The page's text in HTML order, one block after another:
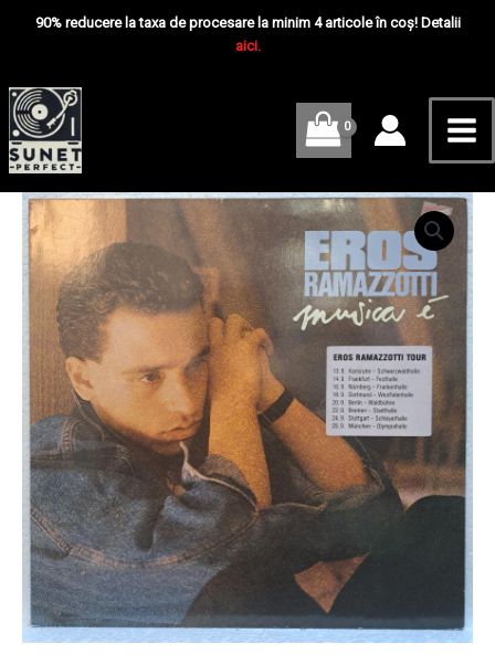
90% reducere la taxa de procesare la minim 4 articole în coș! Detalii
aici.